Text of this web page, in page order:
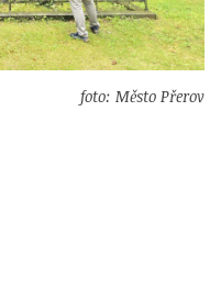
foto: Město Přerov